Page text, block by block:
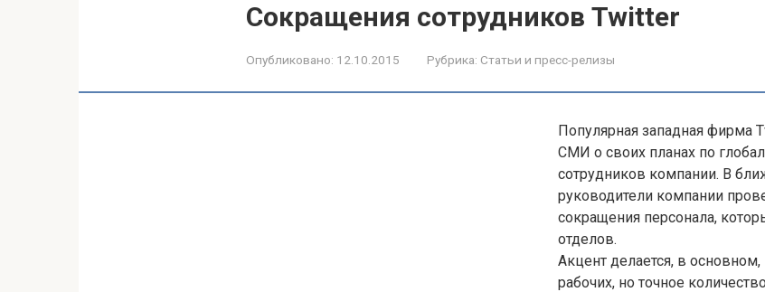
Сокращения сотрудников Twitter
Опубликовано: 12.10.2015 Рубрика: Статьи и пресс-релизы
Популярная западная фирма
СМИ о своих планах по
сотрудников компании. В
руководители компании
сокращения персонала,
отделов.
Акцент делается, в основном,
рабочих, но точное